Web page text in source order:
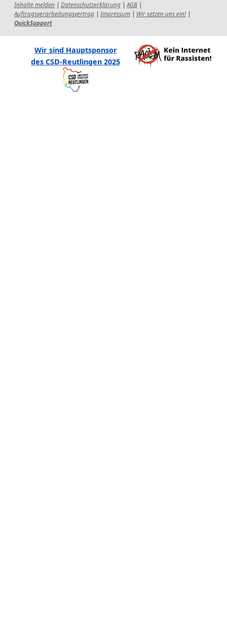
Inhalte melden
Datenschutzerklärung AGB
Auftragsverarbeitungsvertrag
Impressum Wir setzen uns ein!
QuickSupport
Wir sind Hauptsponsor
des CSD-Reutlingen 2025